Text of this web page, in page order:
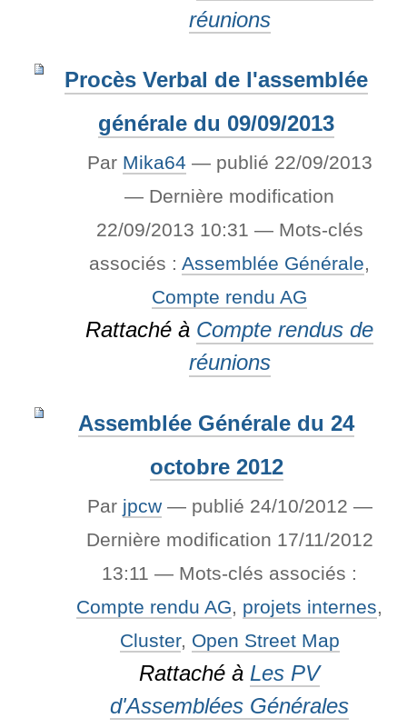
réunions
Procès Verbal de l'assemblée
générale du 09/09/2013
Par Mika64 — publié 22/09/2013
— Dernière modification
22/09/2013 10:31 — Mots-clés
associés :Assemblée Générale,
Compte rendu AG
Rattaché à Compte rendus de
réunions
Assemblée Générale du 24
octobre 2012
Par jpcw — publié 24/10/2012 —
Dernière modification 17/11/2012
13:11— Mots-clés associés :
Compte rendu AG, projets internes,
Cluster, Open Street Map
Rattaché à Les PV
d'Assemblées Générales